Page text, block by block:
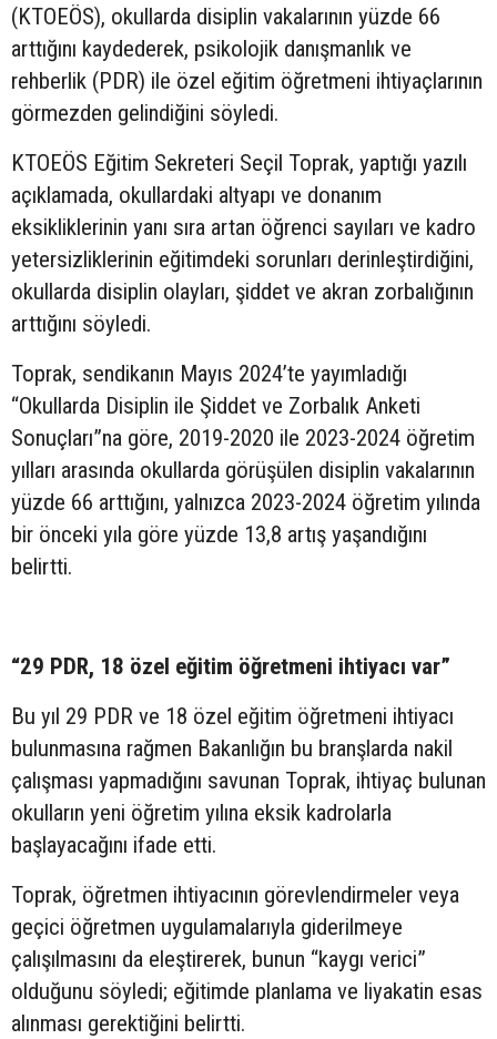
(KTOEÖS), okullarda disiplin vakalarının yüzde 66
arttığını kaydederek, psikolojik danışmanlık ve
rehberlik (PDR) ile özel eğitim öğretmeni ihtiyaçlarının
görmezden gelindiğini söyledi.
KTOEÖS Eğitim Sekreteri Seçil Toprak, yaptığı yazılı
açıklamada, okullardaki altyapı ve donanım
eksikliklerinin yanı sıra artan öğrenci sayıları ve kadro
yetersizliklerinin eğitimdeki sorunları derinleştirdiğini,
okullarda disiplin olayları, şiddet ve akran zorbalığının
arttığını söyledi.
Toprak, sendikanın Mayıs 2024’te yayımladığı
“Okullarda Disiplin ile Şiddet ve Zorbalık Anketi
Sonuçları”na göre, 2019-2020 ile 2023-2024 öğretim
yılları arasında okullarda görüşülen disiplin vakalarının
yüzde 66 arttığını, yalnızca 2023-2024 öğretim yılında
bir önceki yıla göre yüzde 13,8 artış yaşandığını
belirtti.
“29 PDR, 18 özel eğitim öğretmeni ihtiyacı var”
Bu yıl 29 PDR ve 18 özel eğitim öğretmeni ihtiyacı
bulunmasına rağmen Bakanlığın bu branşlarda nakil
çalışması yapmadığını savunan Toprak, ihtiyaç bulunan
okulların yeni öğretim yılına eksik kadrolarla
başlayacağını ifade etti.
Toprak, öğretmen ihtiyacının görevlendirmeler veya
geçici öğretmen uygulamalarıyla giderilmeye
çalışılmasını da eleştirerek, bunun “kaygı verici”
olduğunu söyledi; eğitimde planlama ve liyakatin esas
alınması gerektiğini belirtti.